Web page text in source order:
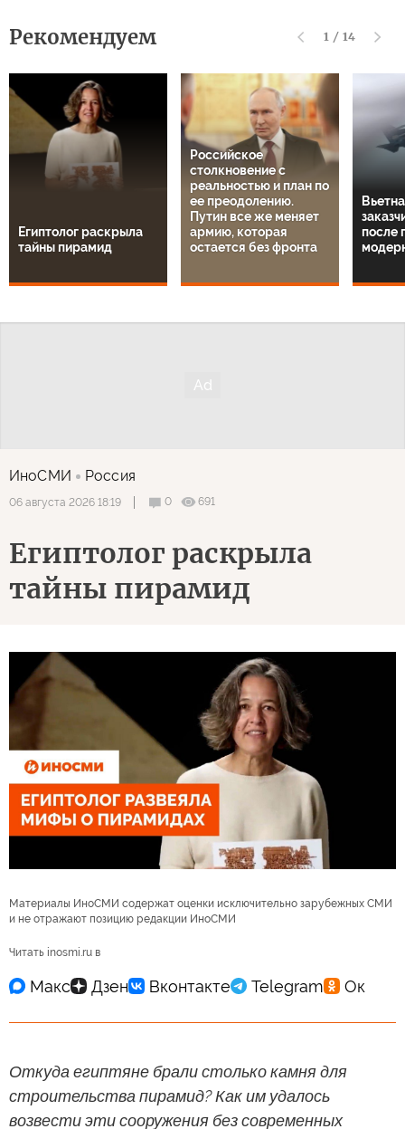
Рекомендуем 1 / 14
Египтолог раскрыла
тайны пирамид
Российское
столкновение с
реальностью и план по
ее преодолению.
Путин все же меняет
армию, которая
остается без фронта
после
ИноСМИ Россия
06 августа 2026 18:19 0 691
Египтолог раскрыла
тайны пирамид
Материалы ИноСМИ содержат оценки исключительно зарубежных СМИ
и не отражают позицию редакции ИноСМИ
Читать inosmi.ru в
Откуда египтяне брали столько камня для
строительства пирамид? Как им удалось
возвести эти сооружения без современных